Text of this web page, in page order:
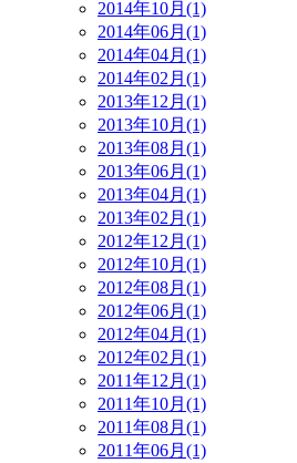
2014年10月(1)
2014年06月(1)
2014年04月(1)
2014年02月(1)
2013年12月(1)
2013年10月(1)
2013年08月(1)
2013年06月(1)
2013年04月(1)
2013年02月(1)
2012年12月(1)
2012年10月(1)
2012年08月(1)
2012年06月(1)
2012年04月(1)
2012年02月(1)
2011年12月(1)
2011年10月(1)
2011年08月(1)
2011年06月(1)